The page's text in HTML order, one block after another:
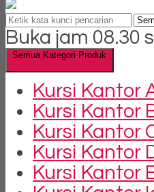
Buka jam 08.30
Semua Kategori Produk
Kursi Kantor
Kursi Kantor
Kursi Kantor
Kursi Kantor
Kursi Kantor